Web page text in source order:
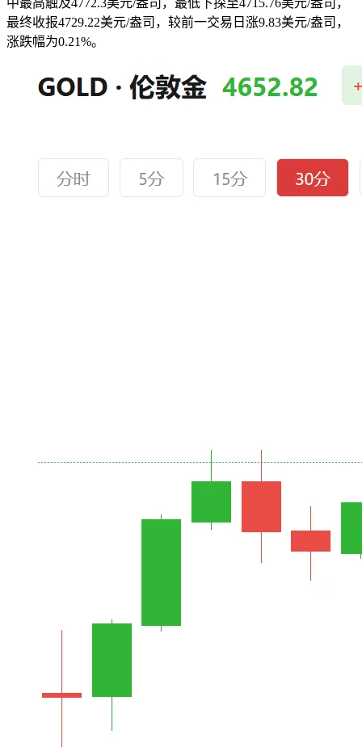
最终收报4729.22美元/盎司，较前一交易日涨9.83美元/盎司，
涨跌幅为0.21%。